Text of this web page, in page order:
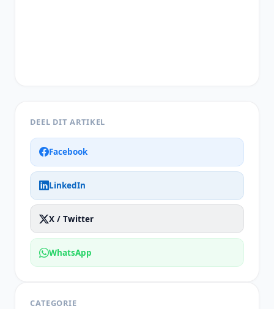
DEEL DIT ARTIKEL
Facebook
LinkedIn
X / Twitter
WhatsApp
CATEGORIE